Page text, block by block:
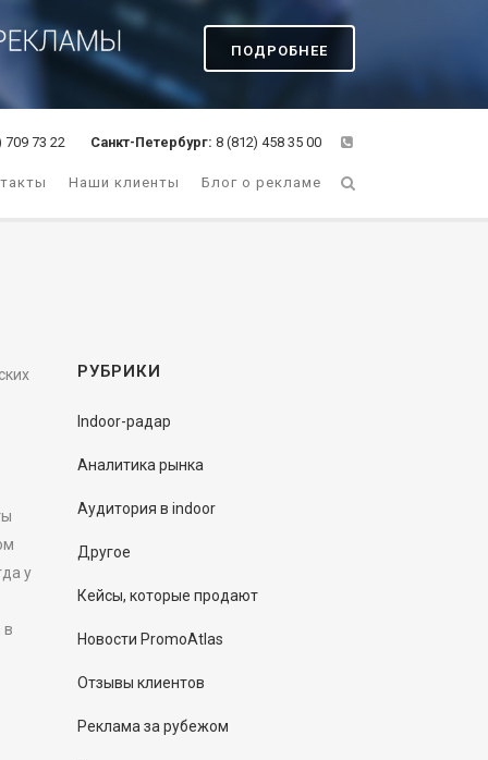
ПОДРОБНЕЕ
709 73 22 Санкт-Петербург: 8 (812) 458 35 00
Наши клиенты Блог о рекламе
у
в
РУБРИКИ
Indoor-радар
Аналитика рынка
Аудитория в indoor
Другое
Кейсы, которые продают
Новости PromoAtlas
Отзывы клиентов
Реклама за рубежом